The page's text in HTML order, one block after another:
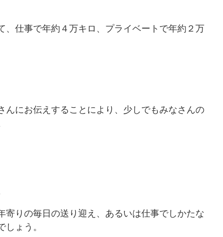
、仕事で年約４万キロ、プライベートで年約２万
にお伝えすることにより、少しでもみなさんの
りの毎日の送り迎え、あるいは仕事でしかたな
ょう。